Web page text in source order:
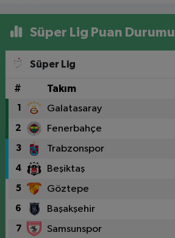
Süper Lig Puan Durumu
Süper Lig
# Takım
1 Galatasaray
2 Fenerbahçe
3 Trabzonspor
4 Beşiktaş
5 Göztepe
6 Başakşehir
7 Samsunspor